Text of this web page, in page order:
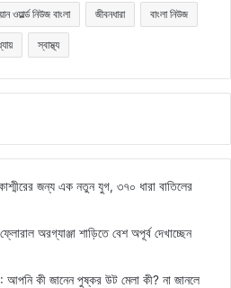
ওয়ার্ল্ড নিউজ বাংলা জীবনধারা বাংলা নিউজ
স্বাস্থ্য
জন্য এক নতুন যুগ, ৩৭০ ধারা বাতিলের
অরগ্যাঞ্জা শাড়িতে বেশ অপূর্ব দেখাচ্ছেন
কী জানেন পুষ্কর উট মেলা কী? না জানলে